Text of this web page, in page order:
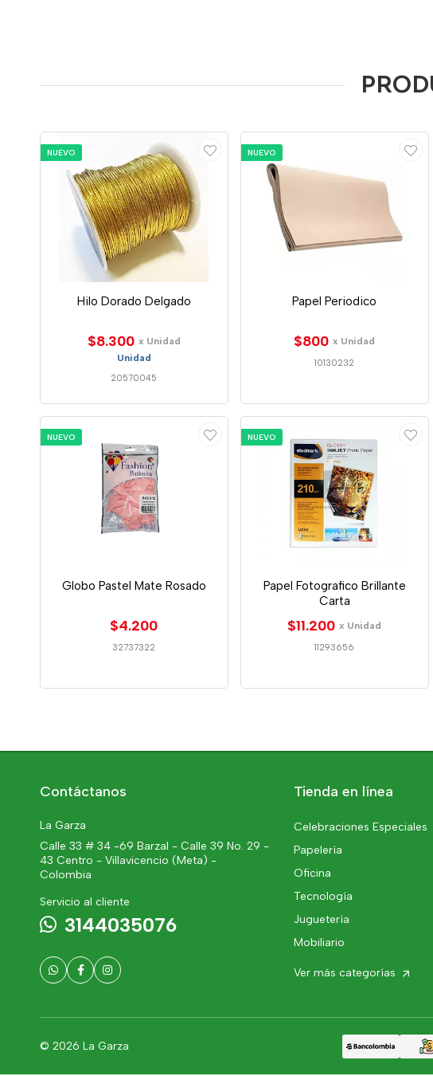
NUEVO
Hilo Dorado Delgado
$8.300 x Unidad
Unidad
20570045
NUEVO
Papel Periodico
$800 x Unidad
10130232
NUEVO
Globo Pastel Mate Rosado
$4.200
32737322
NUEVO
Papel Fotografico Brillante
Carta
$11.200 x Unidad
11293656
Contáctanos
La Garza
Calle 33 # 34 -69 Barzal - Calle 39 No. 29 -
43 Centro - Villavicencio (Meta) -
Colombia
Servicio al cliente
3144035076
Tienda en línea
Celebraciones Especiales
Papelería
Oficina
Tecnología
Juguetería
Mobiliario
Ver más categorías
© 2026 La Garza